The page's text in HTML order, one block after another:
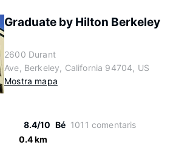
Graduate by Hilton Berkeley
2600 Durant
Ave, Berkeley, California 94704, US
Mostra mapa
8.4/10 Bé 1011 comentaris
0.4 km